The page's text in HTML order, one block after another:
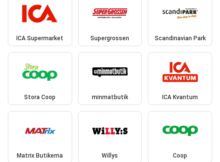
ICA Supermarket Supergrossen Scandinavian Park
Stora Coop minmatbutik ICA Kvantum
Matrix Butikerna Willys Coop